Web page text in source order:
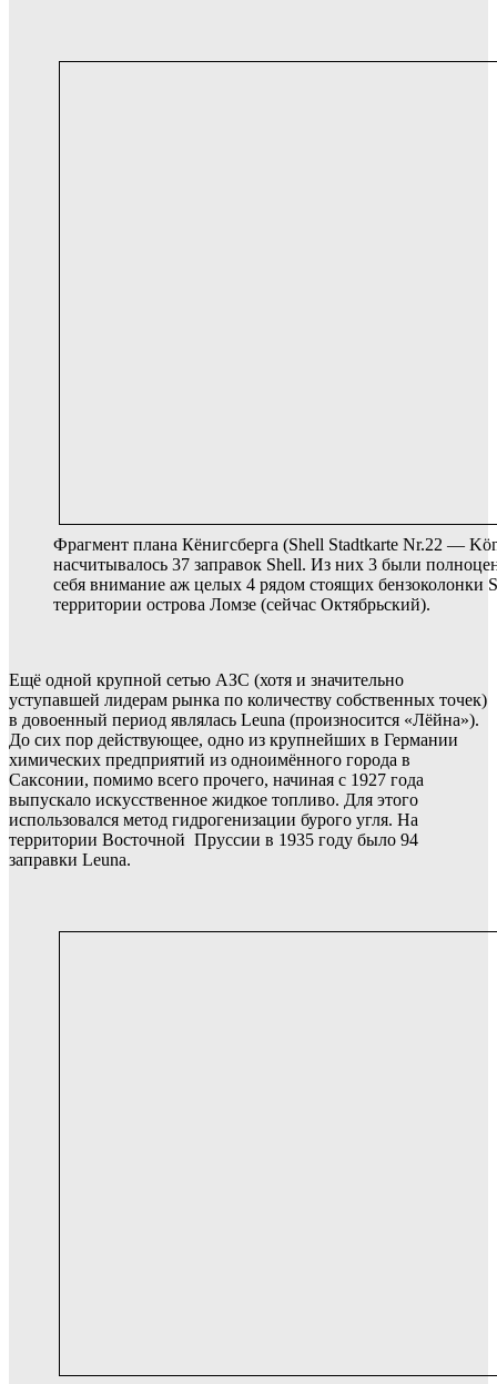
Фрагмент плана Кёнигсберга (Shell Stadtkarte Nr.22 —
насчитывалось 37 заправок Shell. Из них 3 были
себя внимание аж целых 4 рядом стоящих бензоколонки
территории острова Ломзе (сейчас Октябрьский).
Ещё одной крупной сетью АЗС (хотя и значительно
уступавшей лидерам рынка по количеству собственных точек)
в довоенный период являлась Leuna (произносится «Лёйна»).
До сих пор действующее, одно из крупнейших в Германии
химических предприятий из одноимённого города в
Саксонии, помимо всего прочего, начиная с 1927 года
выпускало искусственное жидкое топливо. Для этого
использовался метод гидрогенизации бурого угля. На
территории Восточной Пруссии в 1935 году было 94
заправки Leuna.